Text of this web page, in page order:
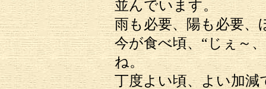
並んでいます。
雨も必要、陽も必要、
今が食べ頃、“じぇ
ね。
丁度よい頃、よい加減